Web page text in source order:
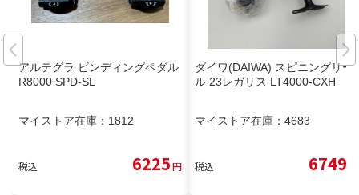
アルテグラ ビンディングペダル
R8000 SPD-SL
マイストア在庫： 1812
税込 6225円
ダイワ(DAIWA) スピニングリー
ル 23レガリス LT4000-CXH
マイストア在庫： 4683
税込 6749